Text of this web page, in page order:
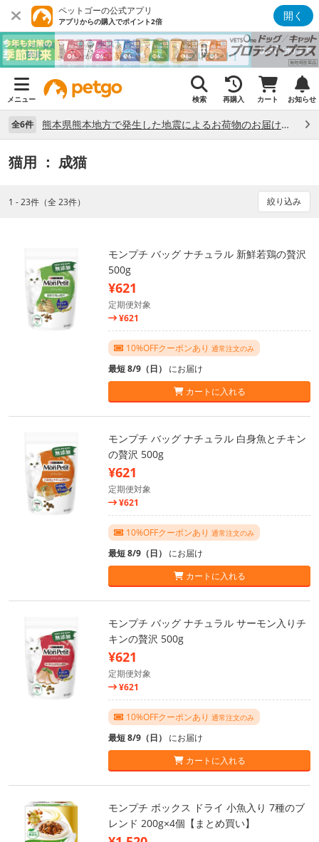
ペットゴーの公式アプリ
アプリからの購入でポイント2倍 開く
メニュー 検索 再購入 カート お知らせ
全6件 熊本県熊本地方で発生した地震によるお荷物のお届け状況について （7/28）
猫用 ： 成猫
1 - 23件（全 23件） 絞り込み
モンプチ バッグ ナチュラル 新鮮若鶏の贅沢
500g
¥621
定期便対象
¥621
10%OFFクーポンあり 通常注文のみ
最短 8/9（日） にお届け
カートに入れる
モンプチ バッグ ナチュラル 白身魚とチキン
の贅沢 500g
¥621
定期便対象
¥621
10%OFFクーポンあり 通常注文のみ
最短 8/9（日） にお届け
カートに入れる
モンプチ バッグ ナチュラル サーモン入りチ
キンの贅沢 500g
¥621
定期便対象
¥621
10%OFFクーポンあり 通常注文のみ
最短 8/9（日） にお届け
カートに入れる
モンプチ ボックス ドライ 小魚入り 7種のブ
レンド 200g×4個【まとめ買い】